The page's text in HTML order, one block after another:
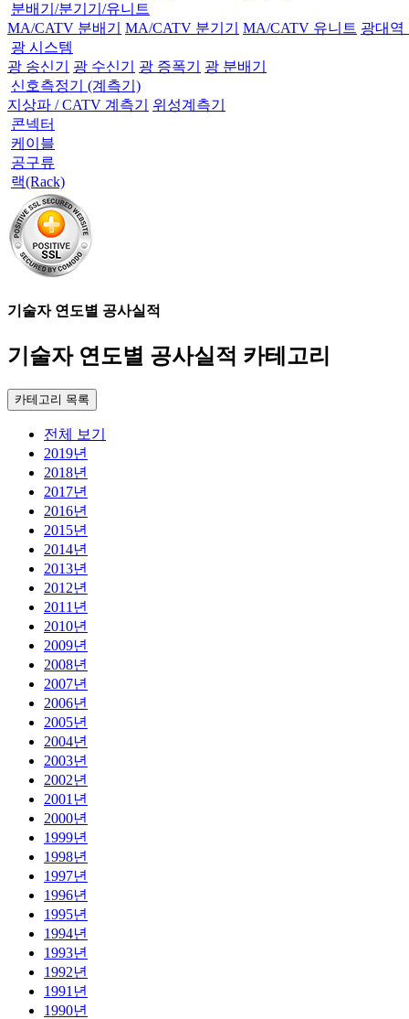
분배기/분기기/유니트
MA/CATV 분배기
MA/CATV 분기기 MA/CATV 유니트 광대역
광 시스템
광 송신기
광 수신기 광 증폭기
광 분배기
신호측정기 (계측기)
지상파 / CATV 계측기
위성계측기
콘넥터
케이블
공구류
랙(Rack)
기술자 연도별 공사실적
기술자 연도별 공사실적 카테고리
카테고리 목록
전체 보기
2019년
2018년
2017년
2016년
2015년
2014년
2013년
2012년
2011년
2010년
2009년
2008년
2007년
2006년
2005년
2004년
2003년
2002년
2001년
2000년
1999년
1998년
1997년
1996년
1995년
1994년
1993년
1992년
1991년
1990년